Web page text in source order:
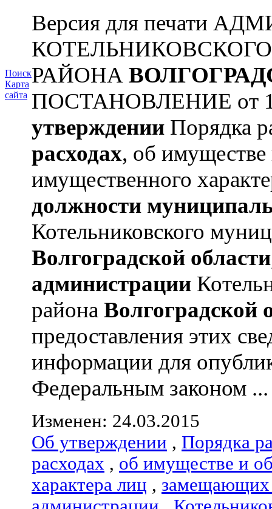
Поиск
Карта
сайта
Версия для печати
РАЙОНА
ПОСТАНОВЛЕНИЕ от
утверждении Порядка
расходах, об имуществе
имущественного
должности
Котельниковского
Волгоградской области
администрации
района Волгоградской
предоставления этих
информации для
Федеральным законом ...
Изменен: 24.03.2015
Об утверждении , Порядка
расходах , об имуществе и
характера лиц , замещающих